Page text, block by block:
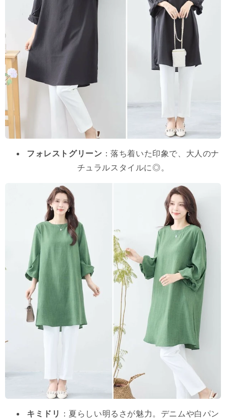
フォレストグリーン ：落ち着いた印象で、大人のナ
チュラルスタイルに◎。
キミドリ ：夏らしい明るさが魅力。デニムや白パン